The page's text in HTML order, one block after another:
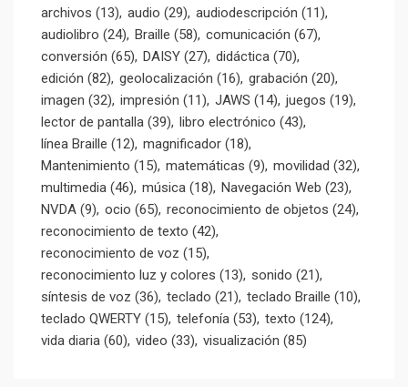
archivos (13) audio (29) audiodescripción (11)
audiolibro (24) Braille (58) comunicación (67)
conversión (65) DAISY (27) didáctica (70)
edición (82) geolocalización (16) grabación (20)
imagen (32) impresión (11) JAWS (14) juegos (19)
lector de pantalla (39) libro electrónico (43)
línea Braille (12) magnificador (18)
Mantenimiento (15) matemáticas (9) movilidad (32)
multimedia (46) música (18) Navegación Web (23)
NVDA (9) ocio (65) reconocimiento de objetos (24)
reconocimiento de texto (42)
reconocimiento de voz (15)
reconocimiento luz y colores (13) sonido (21)
síntesis de voz (36) teclado (21) teclado Braille (10)
teclado QWERTY (15) telefonía (53) texto (124)
vida diaria (60) video (33) visualización (85)